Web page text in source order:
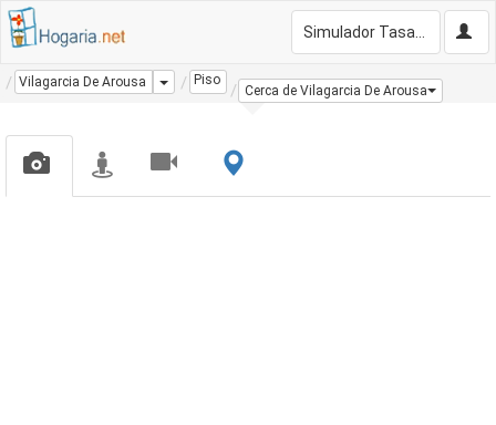
Vilagarcia De Arousa Dropdown
Piso
Cerca de Vilagarcia De Arousa